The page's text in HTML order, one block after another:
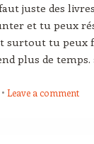
juste des
et tu peux
surtout tu peux
plus de temps.
Leave a comment